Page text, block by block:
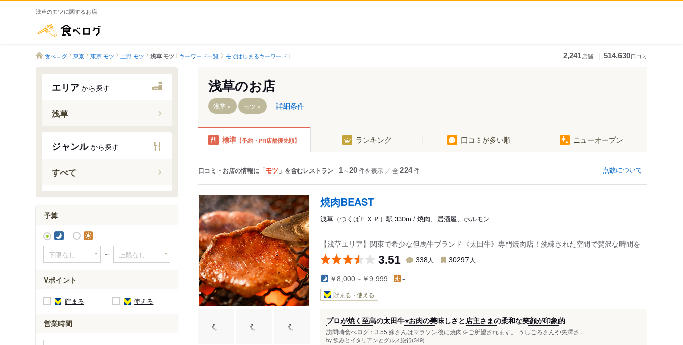
浅草のモツに関するお店
食べログ 東京 東京 モツ 上野 モツ 浅草 モツ キーワード一覧 モではじまるキーワード 2,241店舗 514,630口コミ
エリア から探す
浅草
田原町駅
浅草駅（つくばＥＸＰ）
ジャンルから探す
すべて
予算
～
Vポイント
貯まる 使える
営業時間
浅草のお店
浅草 モツ 詳細条件
標準 【予約・PR店舗優先順】 ランキング 口コミが多い順 ニューオープン
口コミ・お店の情報に「モツ 」を含むレストラン 1～20件を表示 ／ 全 224件 点数について
焼肉BEAST
浅草（つくばＥＸＰ）駅 330m / 焼肉、居酒屋、ホルモン
【浅草エリア】関東で希少な但馬牛ブランド《太田牛》専門焼肉店！洗練された空間で贅沢な時間を
3.51 338人 30297 人
￥8,000～￥9,999 -
貯まる・使える
プロが焼く至高の太田牛⭐︎お肉の美味しさと店主さまの柔和な笑顔が印象的
訪問時食べログ：3.55 嫁さんはマラソン後に焼肉をご所望されます。 うしごろさんや矢澤さ...
by 飲みとイタリアンとグルメ旅行(349)